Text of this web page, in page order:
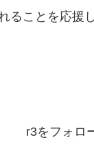
ことを応
r3をフォロ